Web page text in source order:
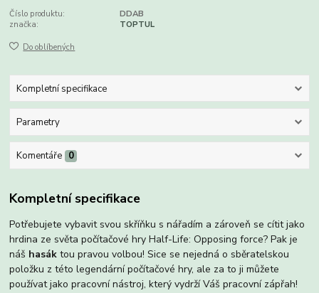
Číslo produktu:
DDAB
značka:
TOPTUL
Do oblíbených
Kompletní specifikace
Parametry
Komentáře 0
Kompletní specifikace
Potřebujete vybavit svou skříňku s nářadím a zároveň se cítit jako
hrdina ze světa počítačové hry Half-Life: Opposing force? Pak je
náš hasák tou pravou volbou! Sice se nejedná o sběratelskou
položku z této legendární počítačové hry, ale za to ji můžete
používat jako pracovní nástroj, který vydrží Váš pracovní zápřah!